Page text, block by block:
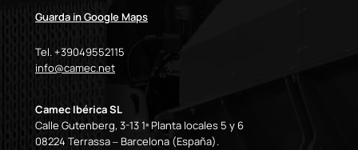
Guarda in Google Maps
Tel. +39049552115
info@camec.net
Camec Ibérica SL
Calle Gutenberg, 3-13 1ª Planta locales 5 y 6
08224 Terrassa – Barcelona (España).